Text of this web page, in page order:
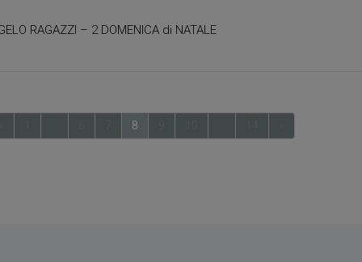
RAGAZZI – 2 DOMENICA di NATALE
8